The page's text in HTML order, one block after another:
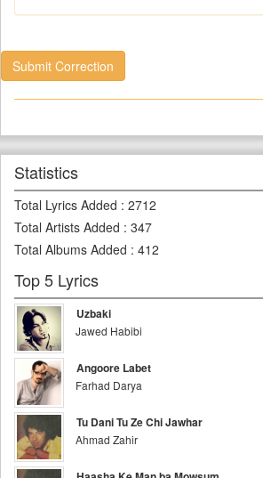
Submit Correction
Statistics
Total Lyrics Added : 2712
Total Artists Added : 347
Total Albums Added : 412
Top 5 Lyrics
Uzbaki
Jawed Habibi
Angoore Labet
Farhad Darya
Tu Dani Tu Ze Chi Jawhar
Ahmad Zahir